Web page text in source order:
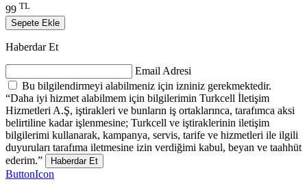
99 TL
Sepete Ekle
Haberdar Et
Email Adresi
Bu bilgilendirmeyi alabilmeniz için izniniz gerekmektedir.
“Daha iyi hizmet alabilmem için bilgilerimin Turkcell İletişim
Hizmetleri A.Ş, iştirakleri ve bunların iş ortaklarınca, tarafımca aksi
belirtiline kadar işlenmesine; Turkcell ve iştiraklerinin iletişim
bilgilerimi kullanarak, kampanya, servis, tarife ve hizmetleri ile ilgili
duyuruları tarafıma iletmesine izin verdiğimi kabul, beyan ve taahhüt
ederim.”
Haberdar Et
ButtonIcon